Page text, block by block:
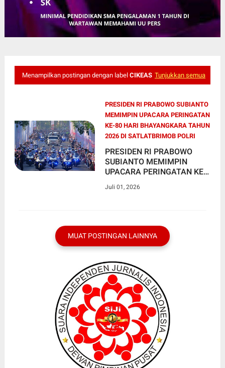
Menampilkan postingan dengan label CIKEAS Tunjukkan semua
PRESIDEN RI PRABOWO SUBIANTO
MEMIMPIN UPACARA PERINGATAN
KE-80 HARI BHAYANGKARA TAHUN
2026 DI SATLATBRIMOB POLRI
PRESIDEN RI PRABOWO
SUBIANTO MEMIMPIN
UPACARA PERINGATAN KE-
TAHUN 2026 DI
Juli 01, 2026
MUAT POSTINGAN LAINNYA